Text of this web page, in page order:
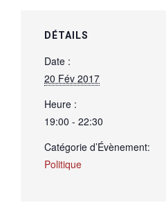
DÉTAILS
Date :
20 Fév 2017
Heure :
19:00 - 22:30
Catégorie d’Évènement:
Politique